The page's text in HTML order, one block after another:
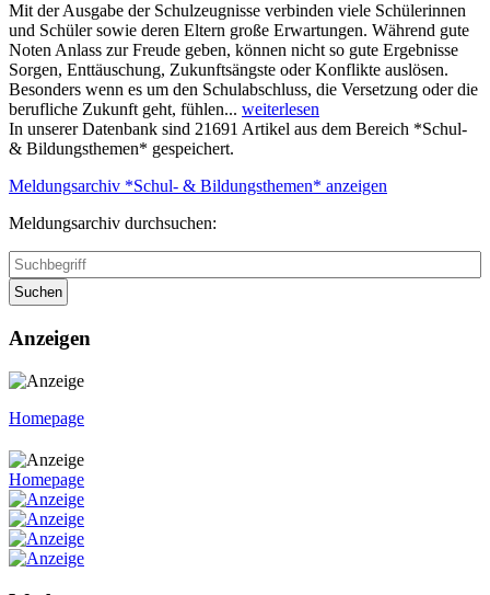
Mit der Ausgabe der Schulzeugnisse verbinden viele Schülerinnen
und Schüler sowie deren Eltern große Erwartungen. Während gute
Noten Anlass zur Freude geben, können nicht so gute Ergebnisse
Sorgen, Enttäuschung, Zukunftsängste oder Konflikte auslösen.
Besonders wenn es um den Schulabschluss, die Versetzung oder die
berufliche Zukunft geht, fühlen... weiterlesen
In unserer Datenbank sind 21691 Artikel aus dem Bereich *Schul-
& Bildungsthemen* gespeichert.
Meldungsarchiv *Schul- & Bildungsthemen* anzeigen
Meldungsarchiv durchsuchen:
Suchen
Anzeigen
Homepage
Homepage